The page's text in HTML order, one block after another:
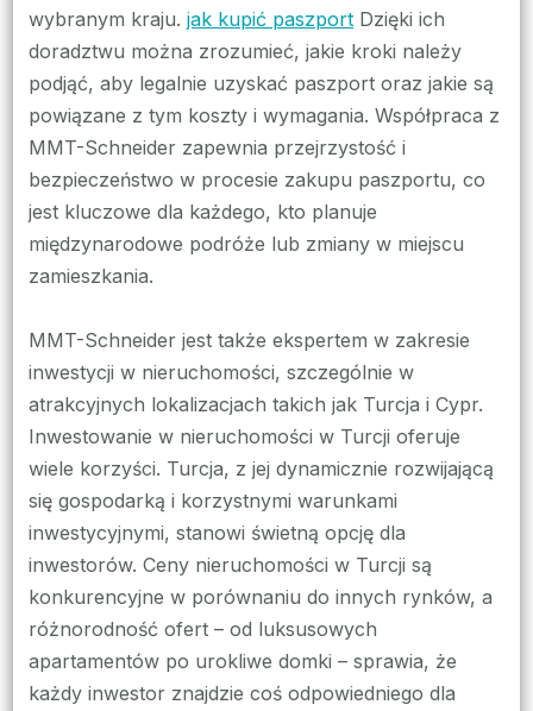
wybranym kraju. jak kupić paszportDzięki ich
doradztwu można zrozumieć, jakie kroki należy
podjąć, aby legalnie uzyskać paszport oraz jakie są
powiązane z tym koszty i wymagania. Współpraca z
MMT-Schneider zapewnia przejrzystość i
bezpieczeństwo w procesie zakupu paszportu, co
jest kluczowe dla każdego, kto planuje
międzynarodowe podróże lub zmiany w miejscu
zamieszkania.
MMT-Schneider jest także ekspertem w zakresie
inwestycji w nieruchomości, szczególnie w
atrakcyjnych lokalizacjach takich jak Turcja i Cypr.
Inwestowanie w nieruchomości w Turcji oferuje
wiele korzyści. Turcja, z jej dynamicznie rozwijającą
się gospodarką i korzystnymi warunkami
inwestycyjnymi, stanowi świetną opcję dla
inwestorów. Ceny nieruchomości w Turcji są
konkurencyjne w porównaniu do innych rynków, a
różnorodność ofert – od luksusowych
apartamentów po urokliwe domki – sprawia, że
każdy inwestor znajdzie coś odpowiedniego dla